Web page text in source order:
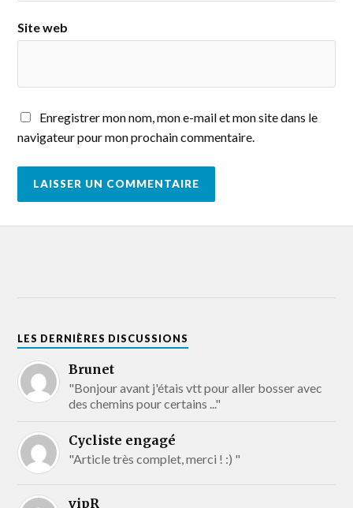
Site web
Enregistrer mon nom, mon e-mail et mon site dans le
navigateur pour mon prochain commentaire.
LES DERNIÈRES DISCUSSIONS
Brunet
"Bonjour avant j'étais vtt pour aller bosser avec
des chemins pour certains ..."
Cycliste engagé
"Article très complet, merci ! :) "
vipR